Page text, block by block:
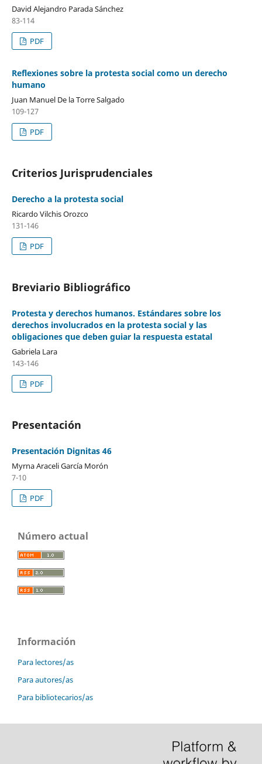
David Alejandro Parada Sánchez
83-114
PDF
Reflexiones sobre la protesta social como un derecho
humano
Juan Manuel De la Torre Salgado
109-127
PDF
Criterios Jurisprudenciales
Derecho a la protesta social
Ricardo Vilchis Orozco
131-146
PDF
Breviario Bibliográfico
Protesta y derechos humanos. Estándares sobre los
derechos involucrados en la protesta social y las
obligaciones que deben guiar la respuesta estatal
Gabriela Lara
143-146
PDF
Presentación
Presentación Dignitas 46
Myrna Araceli García Morón
7-10
PDF
Número actual
Información
Para lectores/as
Para autores/as
Para bibliotecarios/as